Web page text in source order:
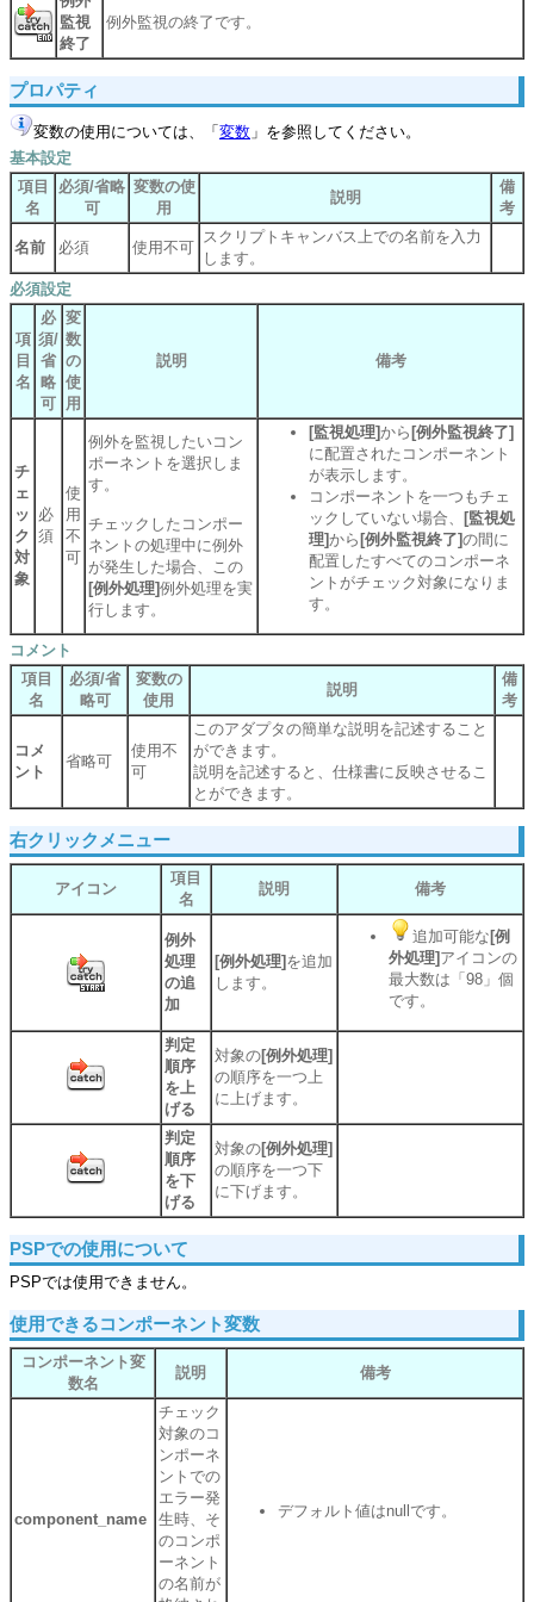
監視
終了
例外監視の終了です。
プロパティ
変数の使用については、「 変数 」を参照してください。
基本設定
項目
名
必須/省略
可
変数の使
用
説明
備
考
名前 必須 使用不可
スクリプトキャンバス上での名前を入力
します。
必須設定
項
目
名
必
須/
省
略
可
変
数
の
使
用
説明 備考
チ
ェ
ッ
ク
対
象
必
須
使
用
不
可
例外を監視したいコン
ポーネントを選択しま
す。
チェックしたコンポー
ネントの処理中に例外
が発生した場合、この
[例外処理]例外処理を実
行します。
[監視処理]から [例外監視終了]
に配置されたコンポーネント
が表示します。
コンポーネントを一つもチェ
ックしていない場合、
[監視処
理]から [例外監視終了]の間に
配置したすべてのコンポーネ
ントがチェック対象になりま
す。
コメント
項目
名
必須/省
略可
変数の
使用
説明
備
考
コメ
ント
省略可
使用不
可
このアダプタの簡単な説明を記述すること
ができます。
説明を記述すると、仕様書に反映させるこ
とができます。
右クリックメニュー
アイコン
項目
名
説明 備考
例外
処理
の追
加
[例外処理] を追加
します。
追加可能な [例
外処理] アイコンの
最大数は「98」個
です。
判定
順序
を上
げる
対象の[例外処理]
の順序を一つ上
に上げます。
判定
順序
を下
げる
対象の[例外処理]
の順序を一つ下
に下げます。
PSPでの使用について
PSPでは使用できません。
使用できるコンポーネント変数
コンポーネント変
数名
説明 備考
component_name
チェック
対象のコ
ンポーネ
ントでの
エラー発
生時、そ
のコンポ
ーネント
の名前が
デフォルト値はnullです。